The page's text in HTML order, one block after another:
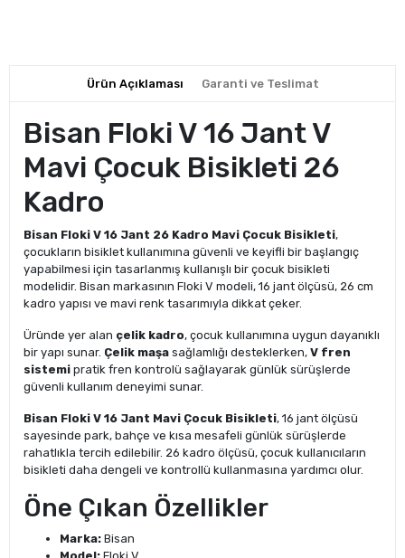
Ürün Açıklaması Garanti ve Teslimat
Bisan Floki V 16 Jant V
Mavi Çocuk Bisikleti 26
Kadro
Bisan Floki V 16 Jant 26 Kadro Mavi Çocuk Bisikleti,
çocukların bisiklet kullanımına güvenli ve keyifli bir başlangıç
yapabilmesi için tasarlanmış kullanışlı bir çocuk bisikleti
modelidir. Bisan markasının Floki V modeli, 16 jant ölçüsü, 26 cm
kadro yapısı ve mavi renk tasarımıyla dikkat çeker.
Üründe yer alan çelik kadro, çocuk kullanımına uygun dayanıklı
bir yapı sunar. Çelik maşa sağlamlığı desteklerken, V fren
sistemi pratik fren kontrolü sağlayarak günlük sürüşlerde
güvenli kullanım deneyimi sunar.
Bisan Floki V 16 Jant Mavi Çocuk Bisikleti, 16 jant ölçüsü
sayesinde park, bahçe ve kısa mesafeli günlük sürüşlerde
rahatlıkla tercih edilebilir. 26 kadro ölçüsü, çocuk kullanıcıların
bisikleti daha dengeli ve kontrollü kullanmasına yardımcı olur.
Öne Çıkan Özellikler
Marka: Bisan